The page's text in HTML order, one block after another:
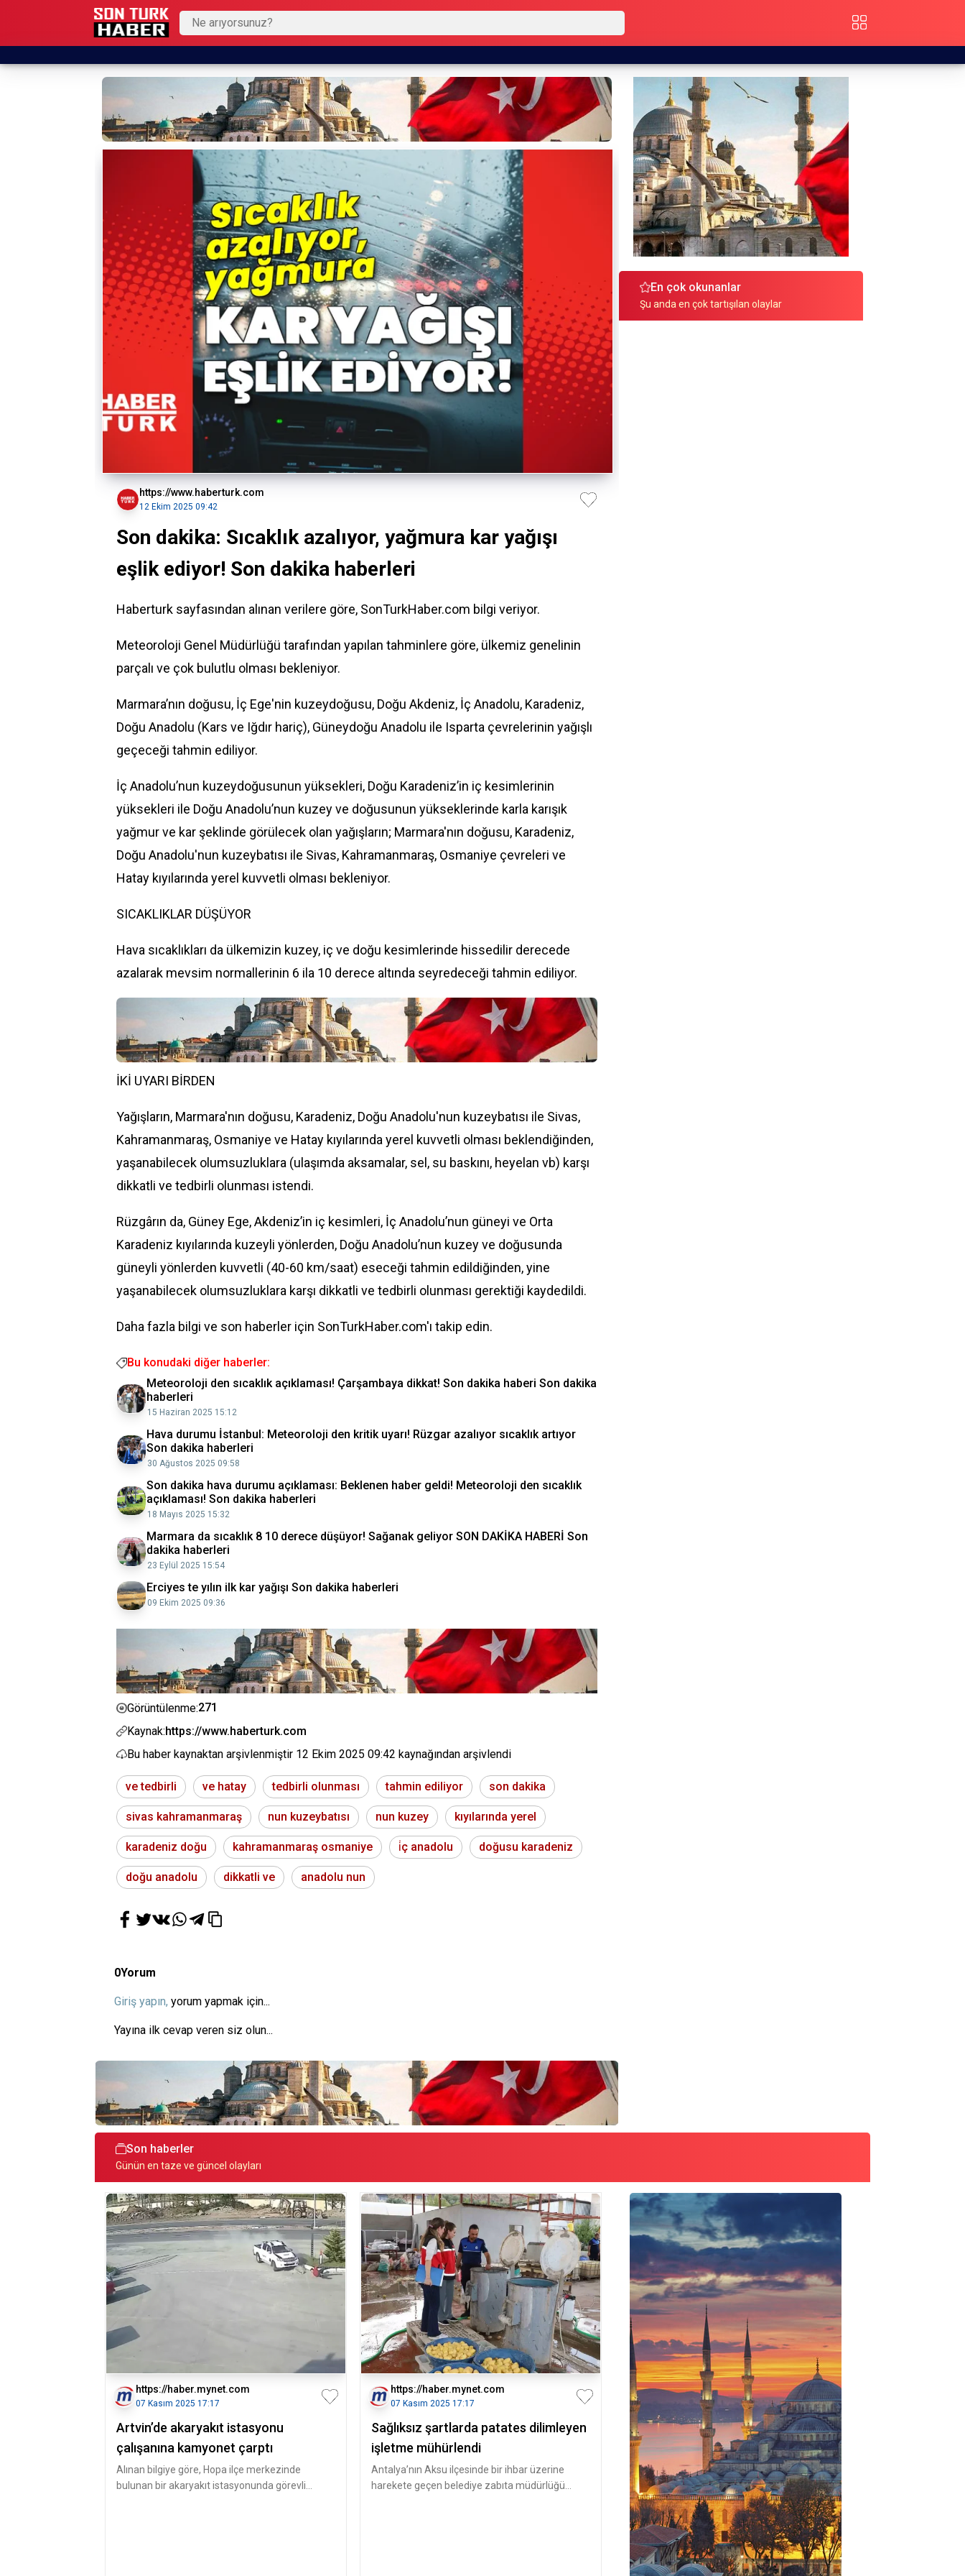
https://www.haberturk.com
12 Ekim 2025 09:42
Son dakika: Sıcaklık azalıyor, yağmura kar yağışı
eşlik ediyor! Son dakika haberleri
Haberturk sayfasından alınan verilere göre, SonTurkHaber.com bilgi veriyor.
Meteoroloji Genel Müdürlüğü tarafından yapılan tahminlere göre, ülkemiz genelinin
parçalı ve çok bulutlu olması bekleniyor.
Marmara’nın doğusu, İç Ege'nin kuzeydoğusu, Doğu Akdeniz, İç Anadolu, Karadeniz,
Doğu Anadolu (Kars ve Iğdır hariç), Güneydoğu Anadolu ile Isparta çevrelerinin yağışlı
geçeceği tahmin ediliyor.
İç Anadolu’nun kuzeydoğusunun yüksekleri, Doğu Karadeniz’in iç kesimlerinin
yüksekleri ile Doğu Anadolu’nun kuzey ve doğusunun yükseklerinde karla karışık
yağmur ve kar şeklinde görülecek olan yağışların; Marmara'nın doğusu, Karadeniz,
Doğu Anadolu'nun kuzeybatısı ile Sivas, Kahramanmaraş, Osmaniye çevreleri ve
Hatay kıyılarında yerel kuvvetli olması bekleniyor.
SICAKLIKLAR DÜŞÜYOR
Hava sıcaklıkları da ülkemizin kuzey, iç ve doğu kesimlerinde hissedilir derecede
azalarak mevsim normallerinin 6 ila 10 derece altında seyredeceği tahmin ediliyor.
İKİ UYARI BİRDEN
Yağışların, Marmara'nın doğusu, Karadeniz, Doğu Anadolu'nun kuzeybatısı ile Sivas,
Kahramanmaraş, Osmaniye ve Hatay kıyılarında yerel kuvvetli olması beklendiğinden,
yaşanabilecek olumsuzluklara (ulaşımda aksamalar, sel, su baskını, heyelan vb) karşı
dikkatli ve tedbirli olunması istendi.
Rüzgârın da, Güney Ege, Akdeniz’in iç kesimleri, İç Anadolu’nun güneyi ve Orta
Karadeniz kıyılarında kuzeyli yönlerden, Doğu Anadolu’nun kuzey ve doğusunda
güneyli yönlerden kuvvetli (40-60 km/saat) eseceği tahmin edildiğinden, yine
yaşanabilecek olumsuzluklara karşı dikkatli ve tedbirli olunması gerektiği kaydedildi.
Daha fazla bilgi ve son haberler için SonTurkHaber.com'ı takip edin.
Bu konudaki diğer haberler:
Meteoroloji den sıcaklık açıklaması! Çarşambaya dikkat! Son dakika haberi Son dakika
haberleri
15 Haziran 2025 15:12
Hava durumu İstanbul: Meteoroloji den kritik uyarı! Rüzgar azalıyor sıcaklık artıyor
Son dakika haberleri
30 Ağustos 2025 09:58
Son dakika hava durumu açıklaması: Beklenen haber geldi! Meteoroloji den sıcaklık
açıklaması! Son dakika haberleri
18 Mayıs 2025 15:32
Marmara da sıcaklık 8 10 derece düşüyor! Sağanak geliyor SON DAKİKA HABERİ Son
dakika haberleri
23 Eylül 2025 15:54
Erciyes te yılın ilk kar yağışı Son dakika haberleri
09 Ekim 2025 09:36
Görüntülenme:271
Kaynak:https://www.haberturk.com
Bu haber kaynaktan arşivlenmiştir 12 Ekim 2025 09:42 kaynağından arşivlendi
ve tedbirli ve hatay tedbirli olunması tahmin ediliyor son dakika
sivas kahramanmaraş nun kuzeybatısı nun kuzey kıyılarında yerel
karadeniz doğu kahramanmaraş osmaniye i̇ç anadolu doğusu karadeniz
doğu anadolu dikkatli ve anadolu nun
0Yorum
Giriş yapın, yorum yapmak için...
Yayına ilk cevap veren siz olun...
En çok okunanlar
Şu anda en çok tartışılan olaylar
Son haberler
Günün en taze ve güncel olayları
https://haber.mynet.com
07 Kasım 2025 17:17
Artvin’de akaryakıt istasyonu
çalışanına kamyonet çarptı
Alınan bilgiye göre, Hopa ilçe merkezinde
bulunan bir akaryakıt istasyonunda görevli
https://haber.mynet.com
07 Kasım 2025 17:17
Sağlıksız şartlarda patates dilimleyen
işletme mühürlendi
Antalya’nın Aksu ilçesinde bir ihbar üzerine
harekete geçen belediye zabıta müdürlüğü